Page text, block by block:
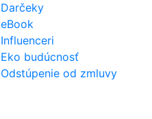
Darčeky
eBook
Influenceri
Eko budúcnosť
Odstúpenie od zmluvy